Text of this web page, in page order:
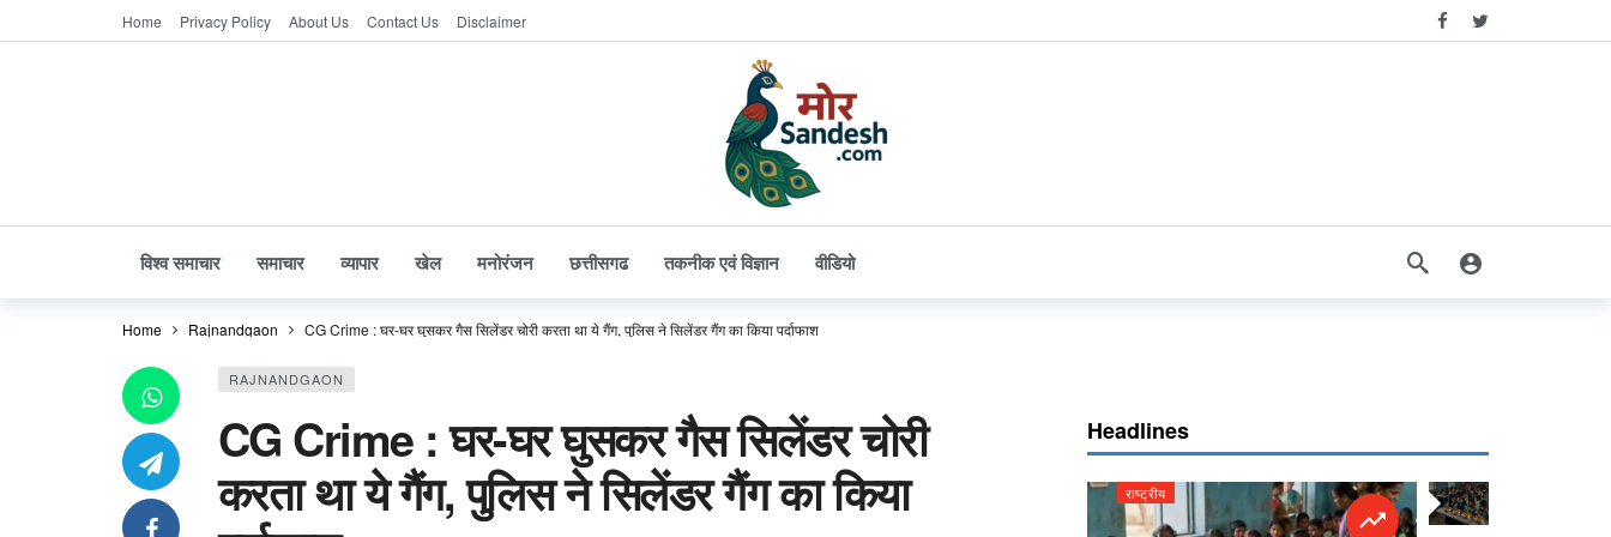
Home Privacy Policy About Us Contact Us Disclaimer
विश्व समाचार समाचार व्यापार खेल मनोरंजन छत्तीसगढ तकनीक एवं विज्ञान वीडियो
Home Rajnandgaon CG Crime : घर-घर घुसकर गैस सिलेंडर चोरी करता था ये गैंग, पुलिस ने सिलेंडर गैंग का किया पर्दाफाश
RAJNANDGAON
CG Crime : घर-घर घुसकर गैस सिलेंडर चोरी
करता था ये गैंग, पुलिस ने सिलेंडर गैंग का किया
Headlines
राष्ट्रीय राष्ट्रीय